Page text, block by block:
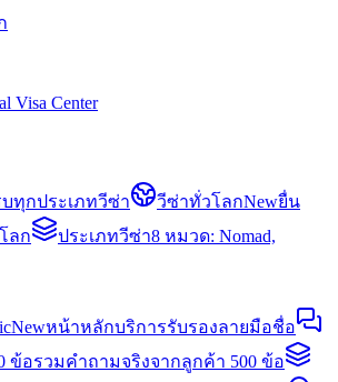
Visa Center
ทุกประเภทวีซ่า วีซ่าทั่วโลกNewยื่น
ลก
ประเภทวีซ่า8 หมวด: Nomad,
Newหน้าหลักบริการรับรองลายมือชื่อ
ข้อรวมคำถามจริงจากลูกค้า 500 ข้อ